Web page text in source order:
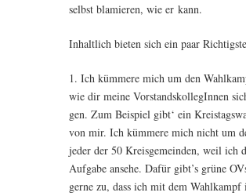
selbst bla­mie­ren, wie er kann.
Inhalt­lich bie­ten sich ein paar
1. Ich küm­me­re mich um den
wie dir mei­ne Vor­stands­kol­le­gIn­nen
gen. Zum Bei­spiel gibt‘ ein
von mir. Ich küm­me­re mich nicht um
jeder der 50 Kreis­ge­mein­den, weil ich
Auf­ga­be anse­he. Dafür gibt’s grü­ne
ger­ne zu, dass ich mit dem